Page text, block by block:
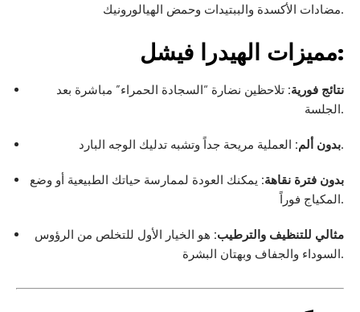
مضادات الأكسدة والببتيدات وحمض الهيالورونيك.
مميزات الهيدرا فيشل:
نتائج فورية: تلاحظين نضارة “السجادة الحمراء” مباشرة بعد
الجلسة.
بدون ألم:العملية مريحة جداً وتشبه تدليك الوجه البارد.
بدون فترة نقاهة: يمكنك العودة لممارسة حياتك الطبيعية أو وضع
المكياج فوراً.
مثالي للتنظيف والترطيب: هو الخيار الأول للتخلص من الرؤوس
السوداء والجفاف وبهتان البشرة.